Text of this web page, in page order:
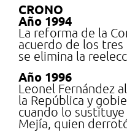
CRONO
Año 1994
La reforma de la
acuerdo de los
se elimina la
Año 1996
Leonel Fernández
la República y
cuando lo
Mejía, quien